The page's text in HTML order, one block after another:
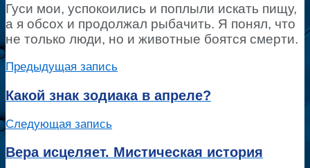
Гуси мои, успокоились и поплыли искать пищу,
а я обсох и продолжал рыбачить. Я понял, что
не только люди, но и животные боятся смерти.
Предыдущая запись
Какой знак зодиака в апреле?
Следующая запись
Вера исцеляет. Мистическая история